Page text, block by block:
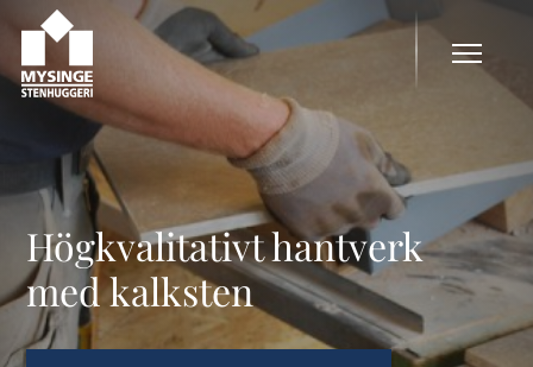
Högkvalitativt hantverk
med kalksten